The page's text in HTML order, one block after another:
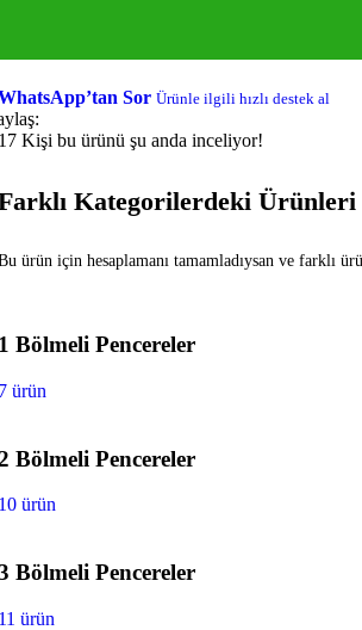
Sor Ürünle ilgili hızlı destek al
Kişi bu ürünü şu anda inceliyor!
Kategorilerdeki Ürünleri
ürün için hesaplamanı tamamladıysan ve farklı
Bölmeli Pencereler
ürün
Bölmeli Pencereler
ürün
Bölmeli Pencereler
ürün